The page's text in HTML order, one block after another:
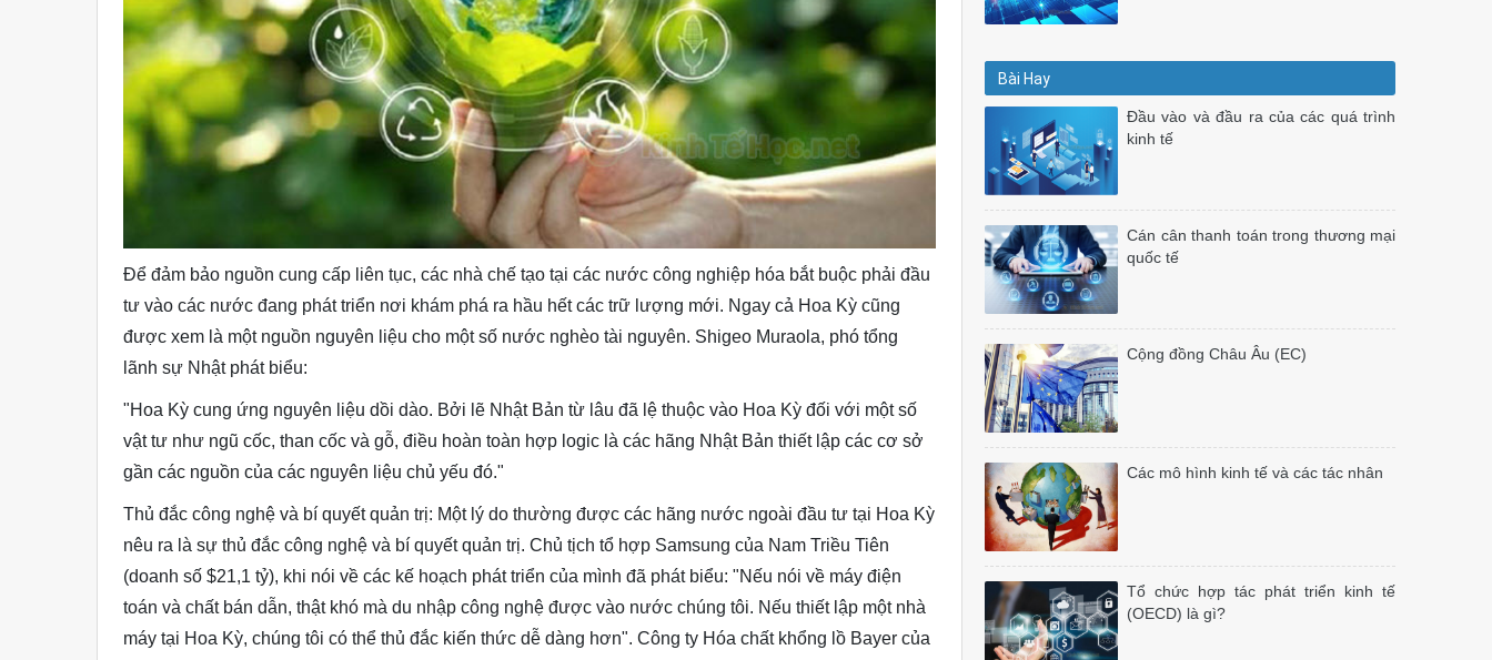
Để đảm bảo nguồn cung cấp liên tục, các nhà chế tạo tại các nước công nghiệp hóa bắt buộc phải đầu
tư vào các nước đang phát triển nơi khám phá ra hầu hết các trữ lượng mới. Ngay cả Hoa Kỳ cũng
được xem là một nguồn nguyên liệu cho một số nước nghèo tài nguyên. Shigeo Muraola, phó tổng
lãnh sự Nhật phát biểu:
"Hoa Kỳ cung ứng nguyên liệu dồi dào. Bởi lẽ Nhật Bản từ lâu đã lệ thuộc vào Hoa Kỳ đối với một số
vật tư như ngũ cốc, than cốc và gỗ, điều hoàn toàn hợp logic là các hãng Nhật Bản thiết lập các cơ sở
gần các nguồn của các nguyên liệu chủ yếu đó."
Thủ đắc công nghệ và bí quyết quản trị: Một lý do thường được các hãng nước ngoài đầu tư tại Hoa Kỳ
nêu ra là sự thủ đắc công nghệ và bí quyết quản trị. Chủ tịch tổ hợp Samsung của Nam Triều Tiên
(doanh số $21,1 tỷ), khi nói về các kế hoạch phát triển của mình đã phát biểu: "Nếu nói về máy điện
toán và chất bán dẫn, thật khó mà du nhập công nghệ được vào nước chúng tôi. Nếu thiết lập một nhà
máy tại Hoa Kỳ, chúng tôi có thể thủ đắc kiến thức dễ dàng hơn". Công ty Hóa chất khổng lồ Bayer của
Bài Hay
Đầu vào và đầu ra của các quá trình
kinh tế
Cán cân thanh toán trong thương mại
quốc tế
Cộng đồng Châu Âu (EC)
Các mô hình kinh tế và các tác nhân
Tổ chức hợp tác phát triển kinh tế
(OECD) là gì?